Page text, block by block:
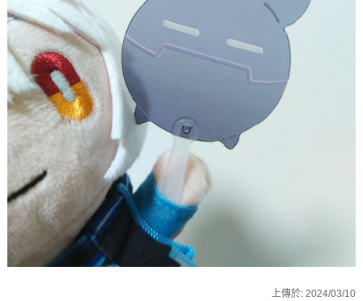
上傳於:2024/03/10